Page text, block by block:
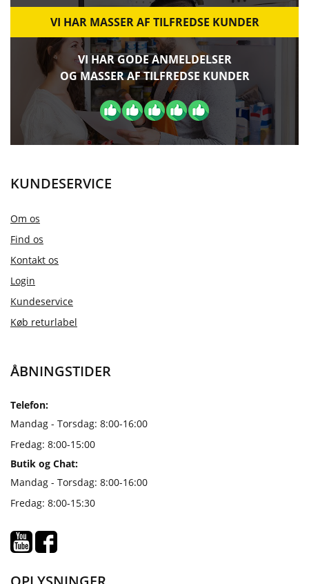
VI HAR MASSER AF TILFREDSE KUNDER
VI HAR GODE ANMELDELSER
OG MASSER AF TILFREDSE KUNDER
KUNDESERVICE
Om os
Find os
Kontakt os
Login
Kundeservice
Køb returlabel
ÅBNINGSTIDER
Telefon:
Mandag - Torsdag: 8:00-16:00
Fredag: 8:00-15:00
Butik og Chat:
Mandag - Torsdag: 8:00-16:00
Fredag: 8:00-15:30